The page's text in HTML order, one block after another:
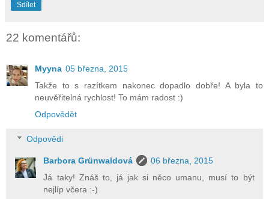
Sdílet
22 komentářů:
Myyna 05 března, 2015
Takže to s razítkem nakonec dopadlo dobře! A byla to
neuvěřitelná rychlost! To mám radost :)
Odpovědět
Odpovědi
Barbora Grünwaldová
06 března, 2015
Já taky! Znáš to, já jak si něco umanu, musí to být
nejlíp včera :-)